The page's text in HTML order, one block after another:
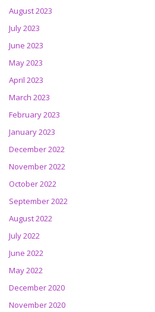
August 2023
July 2023
June 2023
May 2023
April 2023
March 2023
February 2023
January 2023
December 2022
November 2022
October 2022
September 2022
August 2022
July 2022
June 2022
May 2022
December 2020
November 2020